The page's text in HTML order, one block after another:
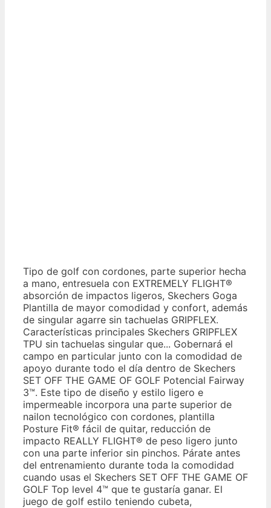
Tipo de golf con cordones, parte superior hecha
a mano, entresuela con EXTREMELY FLIGHT®
absorción de impactos ligeros, Skechers Goga
Plantilla de mayor comodidad y confort, además
de singular agarre sin tachuelas GRIPFLEX.
Características principales Skechers GRIPFLEX
TPU sin tachuelas singular que... Gobernará el
campo en particular junto con la comodidad de
apoyo durante todo el día dentro de Skechers
SET OFF THE GAME OF GOLF Potencial Fairway
3™. Este tipo de diseño y estilo ligero e
impermeable incorpora una parte superior de
nailon tecnológico con cordones, plantilla
Posture Fit® fácil de quitar, reducción de
impacto REALLY FLIGHT® de peso ligero junto
con una parte inferior sin pinchos. Párate antes
del entrenamiento durante toda la comodidad
cuando usas el Skechers SET OFF THE GAME OF
GOLF Top level 4™ que te gustaría ganar. El
juego de golf estilo teniendo cubeta,